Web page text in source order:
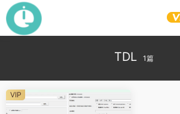
TDL 1篇
VIP